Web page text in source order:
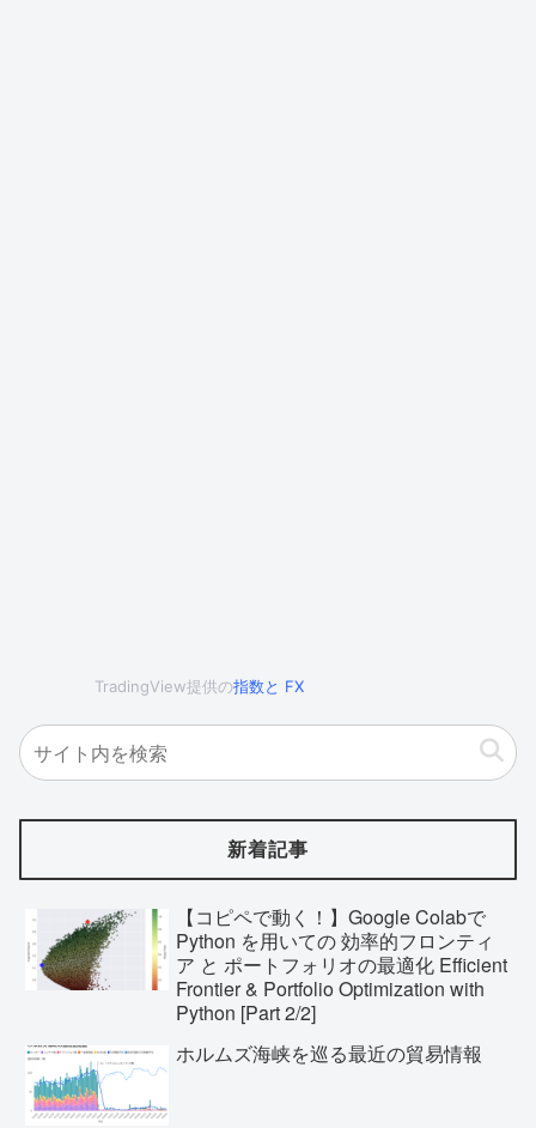
TradingView提供の指数と FX
新着記事
【コピペで動く！】Google Colabで
Python を用いての 効率的フロンティ
ア と ポートフォリオの最適化 Efficient
Frontier & Portfolio Optimization with
Python [Part 2/2]
ホルムズ海峡を巡る最近の貿易情報